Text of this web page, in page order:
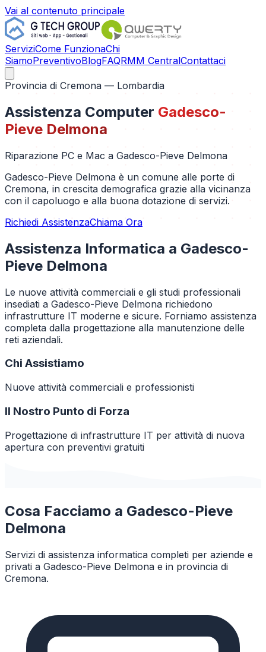
Vai al contenuto principale
ServiziCome FunzionaChi
SiamoPreventivoBlogFAQRMM CentralContattaci
Provincia di Cremona — Lombardia
Assistenza Computer Gadesco-
Pieve Delmona
Riparazione PC e Mac a Gadesco-Pieve Delmona
Gadesco-Pieve Delmona è un comune alle porte di
Cremona, in crescita demografica grazie alla vicinanza
con il capoluogo e alla buona dotazione di servizi.
Richiedi AssistenzaChiama Ora
Assistenza Informatica a Gadesco-
Pieve Delmona
Le nuove attività commerciali e gli studi professionali
insediati a Gadesco-Pieve Delmona richiedono
infrastrutture IT moderne e sicure. Forniamo assistenza
completa dalla progettazione alla manutenzione delle
reti aziendali.
Chi Assistiamo
Nuove attività commerciali e professionisti
Il Nostro Punto di Forza
Progettazione di infrastrutture IT per attività di nuova
apertura con preventivi gratuiti
Cosa Facciamo a Gadesco-Pieve
Delmona
Servizi di assistenza informatica completi per aziende e
privati a Gadesco-Pieve Delmona e in provincia di
Cremona.